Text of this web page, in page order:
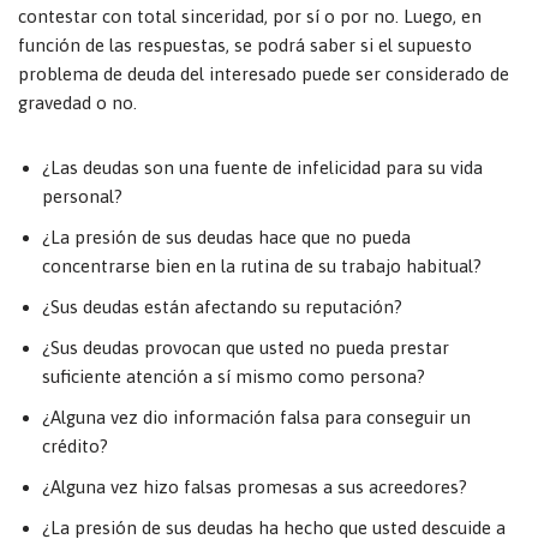
contestar con total sinceridad, por sí o por no. Luego, en
función de las respuestas, se podrá saber si el supuesto
problema de deuda del interesado puede ser considerado de
gravedad o no.
¿Las deudas son una fuente de infelicidad para su vida
personal?
¿La presión de sus deudas hace que no pueda
concentrarse bien en la rutina de su trabajo habitual?
¿Sus deudas están afectando su reputación?
¿Sus deudas provocan que usted no pueda prestar
suficiente atención a sí mismo como persona?
¿Alguna vez dio información falsa para conseguir un
crédito?
¿Alguna vez hizo falsas promesas a sus acreedores?
¿La presión de sus deudas ha hecho que usted descuide a